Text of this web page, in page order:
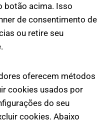
botão acima. Isso
de consentimento de
ou retire seu
oferecem métodos
cookies usados por
do seu
cookies. Abaixo